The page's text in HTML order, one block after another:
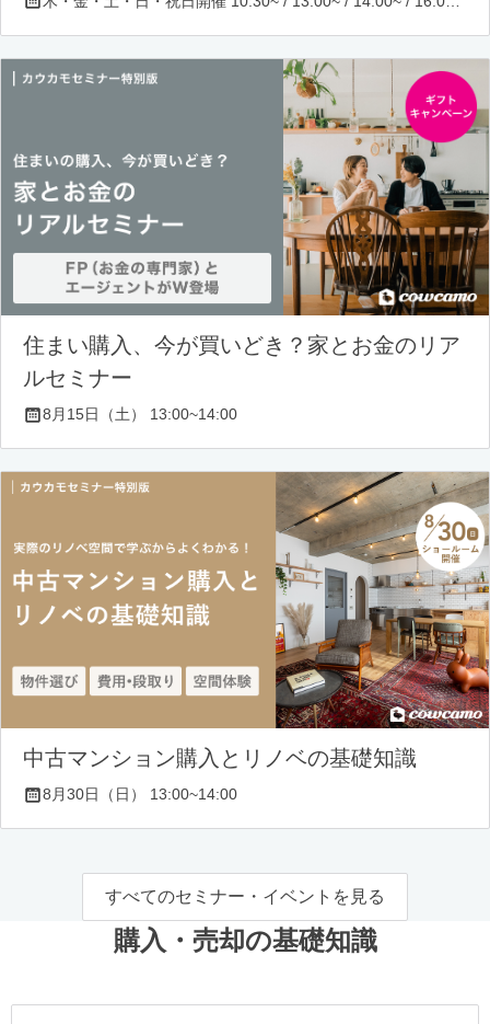
住まい購入、今が買いどき？家とお金のリア
ルセミナー
8月15日（土） 13:00~14:00
中古マンション購入とリノベの基礎知識
8月30日（日） 13:00~14:00
すべてのセミナー・イベントを見る
購入・売却の基礎知識